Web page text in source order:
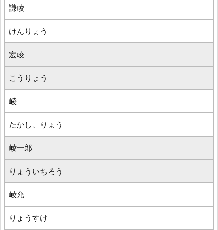
謙崚
けんりょう
宏崚
こうりょう
崚
たかし、りょう
崚一郎
りょういちろう
崚允
りょうすけ